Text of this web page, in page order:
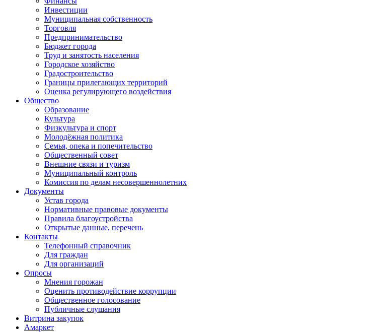
Инвестиции
Муниципальная собственность
Торговля
Предпринимательство
Бюджет города
Труд и занятость населения
Городское хозяйство
Градостроительство
Границы прилегающих территорий
Оценка регулирующего воздействия
Общество
Образование
Культура
Физкультура и спорт
Молодёжная политика
Семья, опека и попечительство
Общественный совет
Внешние связи и туризм
Муниципальный контроль
Комиссия по делам несовершеннолетних
Документы
Устав города
Нормативные правовые документы
Правила благоустройства
Открытые данные, перечень
Контакты
Телефонный справочник
Для граждан
Для организаций
Опросы
Мнения горожан
Оценить противодействие коррупции
Общественное голосование
Публичные слушания
Витрина закупок
Амаркет